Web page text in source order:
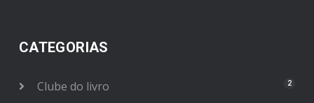
CATEGORIAS
Clube do livro 2